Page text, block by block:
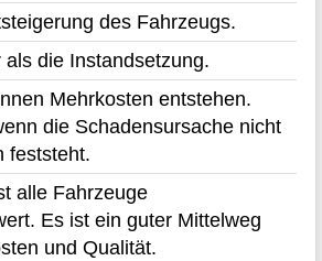
des Fahrzeugs.
als die Instandsetzung.
Mehrkosten entstehen.
die Schadensursache nicht
feststeht.
alle Fahrzeuge
Es ist ein guter Mittelweg
und Qualität.